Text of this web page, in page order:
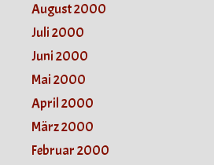
August 2000
Juli 2000
Juni 2000
Mai 2000
April 2000
März 2000
Februar 2000